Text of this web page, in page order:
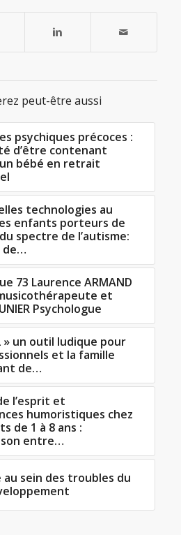
peut-être aussi
psychiques précoces :
d’être contenant
bébé en retrait
technologies au
enfants porteurs de
spectre de l’autisme:
de…
73 Laurence ARMAND
et
Psychologue
» un outil ludique pour
et la famille
de…
l’esprit et
humoristiques chez
de 1 à 8 ans :
entre…
au sein des troubles du